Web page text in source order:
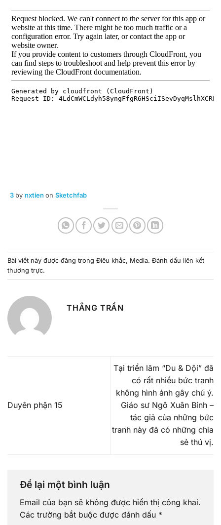
3 by nxtien on Sketchfab
Bài viết này được đăng trong Điêu khắc, Media. Đánh dấu liên kết
thường trực.
THẮNG TRẦN
Duyên phận 15
Tại triển lãm “Du & Dội” đã
có rất nhiều bức tranh
không hình ảnh gây chú ý.
Giáo sư Ngô Xuân Bính –
tác giả của những bức
tranh này đã có những chia
sẻ thú vị.
Để lại một bình luận
Email của bạn sẽ không được hiển thị công khai.
Các trường bắt buộc được đánh dấu *